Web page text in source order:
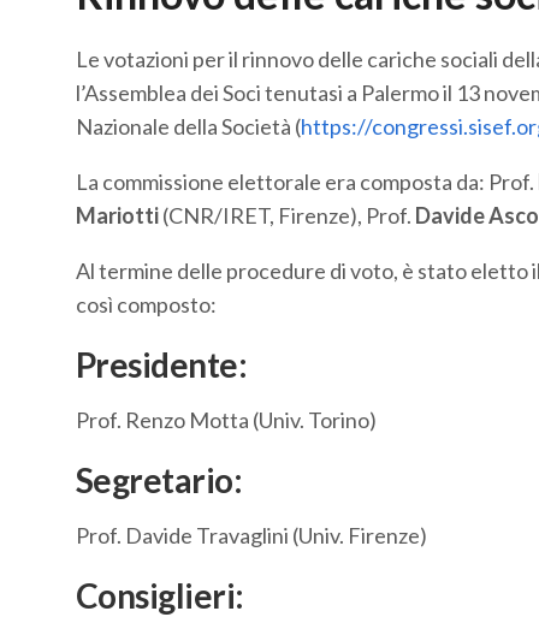
Le votazioni per il rinnovo delle cariche sociali
l’Assemblea dei Soci tenutasi a Palermo il 13
Nazionale della Società (https://
La commissione elettorale era composta da: Prof.
Mariotti(CNR/IRET, Firenze), Prof. Davide
Al termine delle procedure di voto, è stato eletto
così composto:
Presidente:
Prof. Renzo Motta (Univ. Torino)
Segretario:
Prof. Davide Travaglini (Univ. Firenze)
Consiglieri: